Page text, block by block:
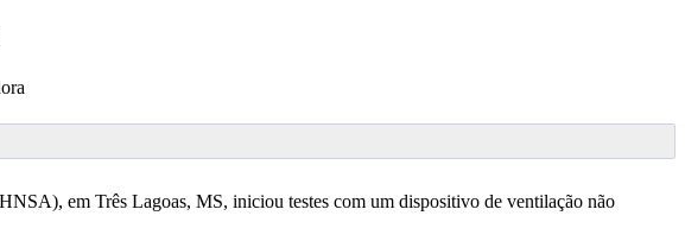
em Três Lagoas, MS, iniciou testes com um dispositivo de ventilação não